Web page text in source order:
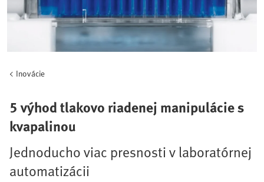
Inovácie
5 výhod tlakovo riadenej manipulácie s
kvapalinou
Jednoducho viac presnosti v laboratórnej
automatizácii